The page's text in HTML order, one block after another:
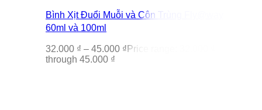
Bình Xịt Đuổi Muỗi và Côn Trùng Fly@way
60ml và 100ml
32.000 ₫ – 45.000 ₫Price range: 32.000 ₫
through 45.000 ₫